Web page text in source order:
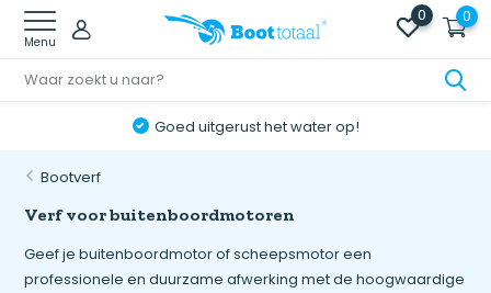
Menu
0 0
Online retourneren: snel & eenvoudig!
Bootverf
Verf voor buitenboordmotoren
Geef je buitenboordmotor of scheepsmotor een
professionele en duurzame afwerking met de hoogwaardige